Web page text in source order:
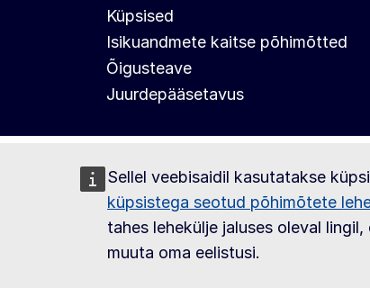
Sellel veebisaidil kasutatakse
küpsistega seotud põhimõtete
tahes lehekülje jaluses oleval
muuta oma eelistusi.
Küpsised
Isikuandmete kaitse põhimõtted
Õigusteave
Juurdepääsetavus